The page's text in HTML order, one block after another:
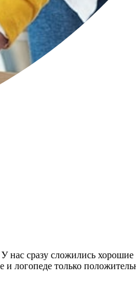
нас сразу сложились
логопеде только